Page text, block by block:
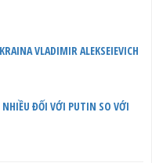
VLADIMIR ALEKSEIEVICH
ĐỐI VỚI PUTIN SO VỚI